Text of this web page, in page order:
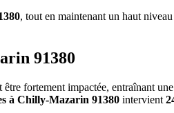
, tout en maintenant un haut
91380
fortement impactée, entraînant
à Chilly-Mazarin 91380 intervient